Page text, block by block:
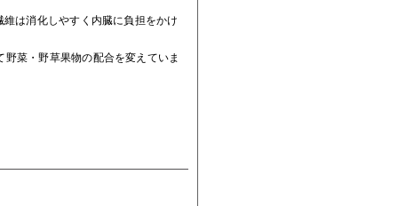
は消化しやすく内臓に負担をかけ
菜・野草果物の配合を変えていま